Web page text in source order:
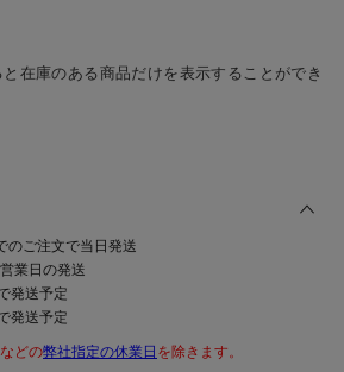
在庫のある商品だけを表示することができ
のご注文で当日発送
業日の発送
発送予定
発送予定
どの弊社指定の休業日 を除きます。